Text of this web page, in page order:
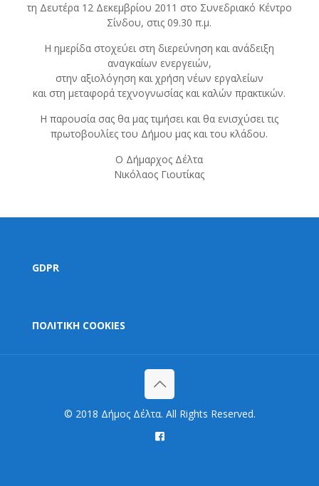
τη Δευτέρα 12 Δεκεμβρίου 2011 στο Συνεδριακό Κέντρο
Σίνδου, στις 09.30 π.μ.
Η ημερίδα στοχεύει στη διερεύνηση και ανάδειξη
αναγκαίων ενεργειών,
στην αξιολόγηση και χρήση νέων εργαλείων
και στη μεταφορά τεχνογνωσίας και καλών πρακτικών.
Η παρουσία σας θα μας τιμήσει και θα ενισχύσει τις
πρωτοβουλίες του Δήμου μας και του κλάδου.
Ο Δήμαρχος Δέλτα
Νικόλαος Γιουτίκας
GDPR
ΠΟΛΙΤΙΚΗ COOKIES
© 2018 Δήμος Δέλτα. All Rights Reserved.